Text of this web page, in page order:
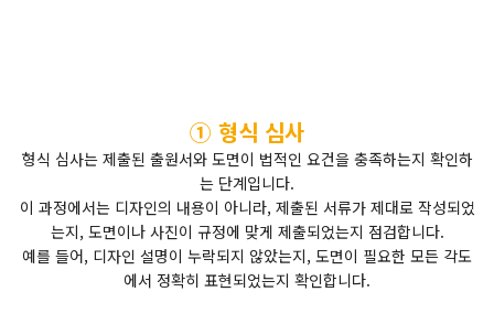
① 형식 심사
형식 심사는 제출된 출원서와 도면이 법적인 요건을 충족하는지 확인하
는 단계입니다.
이 과정에서는 디자인의 내용이 아니라, 제출된 서류가 제대로 작성되었
는지, 도면이나 사진이 규정에 맞게 제출되었는지 점검합니다.
예를 들어, 디자인 설명이 누락되지 않았는지, 도면이 필요한 모든 각도
에서 정확히 표현되었는지 확인합니다.